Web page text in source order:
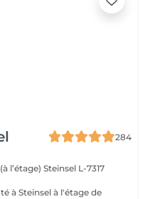
284
l’étage) Steinsel L-7317
à Steinsel à l'étage de